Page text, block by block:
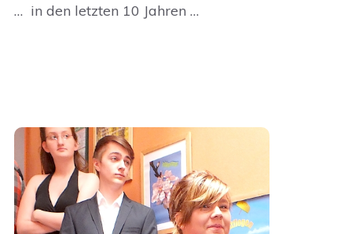
… in den letzten 10 Jahren …